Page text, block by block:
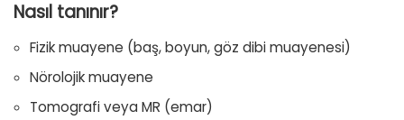
Nasıl tanınır?
Fizik muayene (baş, boyun, göz dibi muayenesi)
Nörolojik muayene
Tomografi veya MR (emar)